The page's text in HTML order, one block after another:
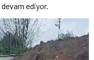
ediyor.